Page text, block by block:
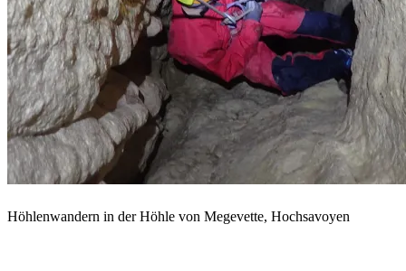
Höhlenwandern in der Höhle von Megevette, Hochsavoyen